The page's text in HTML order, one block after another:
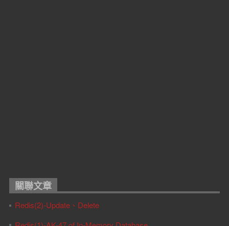
關聯文章
Redis(2)-Update、Delete